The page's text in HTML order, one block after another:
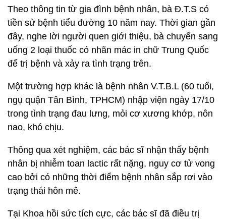
Theo thông tin từ gia đình bệnh nhân, bà Đ.T.S có
tiền sử bệnh tiểu đường 10 năm nay. Thời gian gần
đây, nghe lời người quen giới thiệu, bà chuyển sang
uống 2 loại thuốc có nhãn mác in chữ Trung Quốc
để trị bệnh và xảy ra tình trạng trên.
Một trường hợp khác là bệnh nhân V.T.B.L (60 tuổi,
ngụ quận Tân Bình, TPHCM) nhập viện ngày 17/10
trong tình trạng đau lưng, mỏi cơ xương khớp, nôn
nao, khó chịu.
Thông qua xét nghiệm, các bác sĩ nhận thấy bệnh
nhân bị nhiễm toan lactic rất nặng, nguy cơ tử vong
cao bởi có những thời điểm bệnh nhân sắp rơi vào
trạng thái hôn mê.
Tại Khoa hồi sức tích cực, các bác sĩ đã điều trị